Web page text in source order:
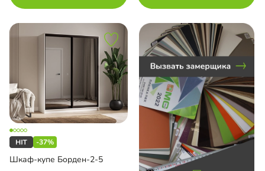
до
до
-37%
Шкаф-купе Борден-2-5